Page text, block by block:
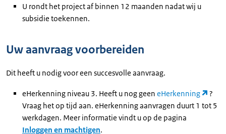
U rondt het project af binnen 12 maanden nadat wij u
subsidie toekennen.
Uw aanvraag voorbereiden
Dit heeft u nodig voor een succesvolle aanvraag.
eHerkenning niveau 3. Heeft u nog geen eHerkenning
?
Vraag het op tijd aan. eHerkenning aanvragen duurt 1 tot 5
werkdagen. Meer informatie vindt u op de pagina
Inloggen en machtigen.